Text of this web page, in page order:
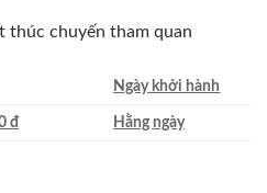
thúc chuyến tham quan
Ngày khởi hành
đ Hằng ngày